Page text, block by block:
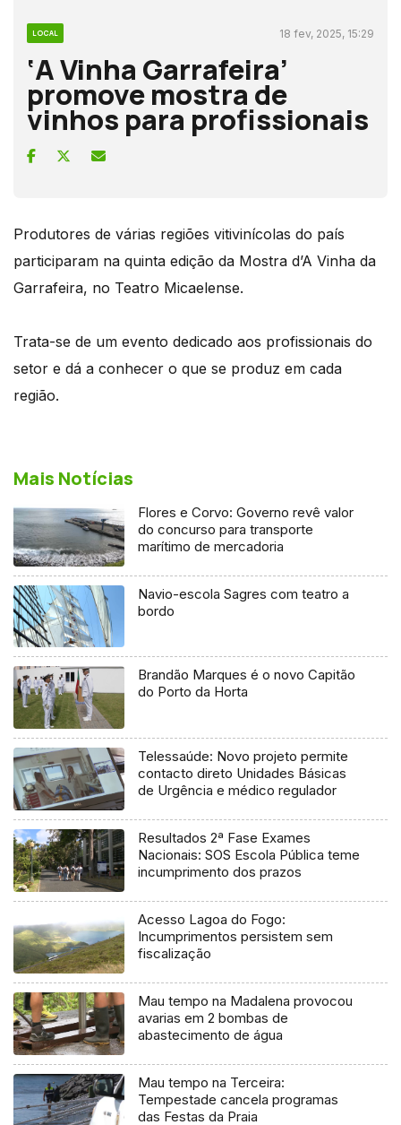
LOCAL 18 fev, 2025, 15:29
‘A Vinha Garrafeira’
promove mostra de
vinhos para profissionais
Produtores de várias regiões vitivinícolas do país
participaram na quinta edição da Mostra d’A Vinha da
Garrafeira, no Teatro Micaelense.
Trata-se de um evento dedicado aos profissionais do
setor e dá a conhecer o que se produz em cada
região.
Mais Notícias
Flores e Corvo: Governo revê valor
do concurso para transporte
marítimo de mercadoria
Navio-escola Sagres com teatro a
bordo
Brandão Marques é o novo Capitão
do Porto da Horta
Telessaúde: Novo projeto permite
contacto direto Unidades Básicas
de Urgência e médico regulador
Resultados 2ª Fase Exames
Nacionais: SOS Escola Pública teme
incumprimento dos prazos
Acesso Lagoa do Fogo:
Incumprimentos persistem sem
fiscalização
Mau tempo na Madalena provocou
avarias em 2 bombas de
abastecimento de água
Mau tempo na Terceira:
Tempestade cancela programas
das Festas da Praia